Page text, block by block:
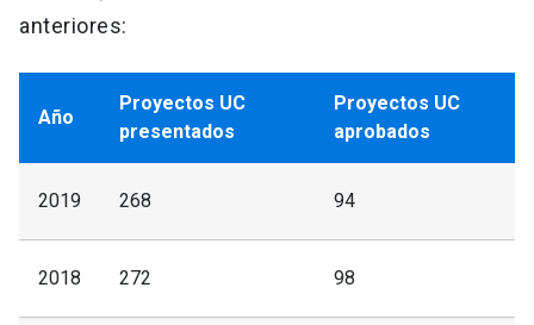
anteriores:
Año
Proyectos UC
presentados
Proyectos UC
aprobados
2019 268 94
2018 272 98